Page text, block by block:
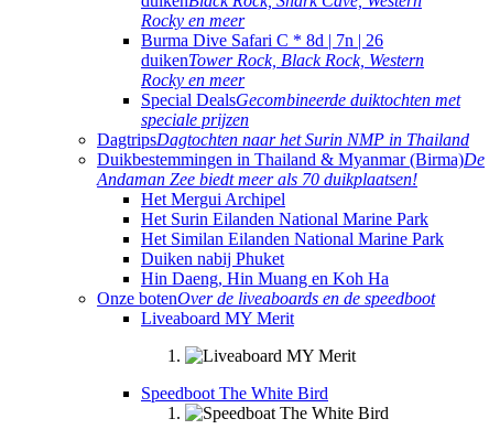
Rocky en meer
Burma Dive Safari C * 8d | 7n | 26
duikenTower Rock, Black Rock, Western
Rocky en meer
Special DealsGecombineerde duiktochten met
speciale prijzen
DagtripsDagtochten naar het Surin NMP in Thailand
Duikbestemmingen in Thailand & Myanmar (Birma)De
Andaman Zee biedt meer als 70 duikplaatsen!
Het Mergui Archipel
Het Surin Eilanden National Marine Park
Het Similan Eilanden National Marine Park
Duiken nabij Phuket
Hin Daeng, Hin Muang en Koh Ha
Onze botenOver de liveaboards en de speedboot
Liveaboard MY Merit
Speedboot The White Bird